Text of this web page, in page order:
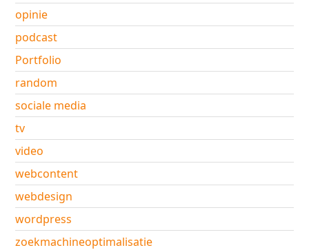
opinie
podcast
Portfolio
random
sociale media
tv
video
webcontent
webdesign
wordpress
zoekmachineoptimalisatie